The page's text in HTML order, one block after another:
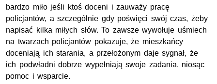
bardzo miło jeśli ktoś doceni i zauważy pracę
policjantów, a szczególnie gdy poświęci swój czas, żeby
napisać kilka miłych słów. To zawsze wywołuje uśmiech
na twarzach policjantów pokazuje, że mieszkańcy
doceniają ich starania, a przełożonym daje sygnał, że
ich podwładni dobrze wypełniają swoje zadania, niosąc
pomoc i wsparcie.